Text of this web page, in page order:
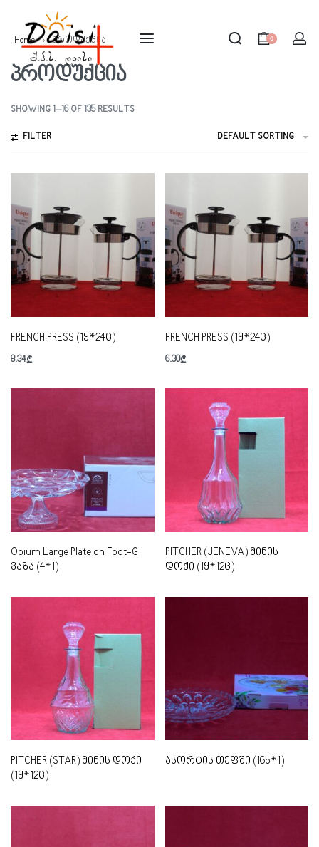
0
Home › პროდუქცია
პროდუქცია
SHOWING 1–16 OF 135 RESULTS
FILTER DEFAULT SORTING
FRENCH PRESS (1ყ*24ც)
8.34₾
FRENCH PRESS (1ყ*24ც)
6.30₾
Opium Large Plate on Foot-G
ვაზა (4*1)
PITCHER (JENEVA) მინის
დოქი (1ყ*12ც)
PITCHER (STAR) მინის დოქი
(1ყ*12ც)
ასორტის თეფში (16b*1)